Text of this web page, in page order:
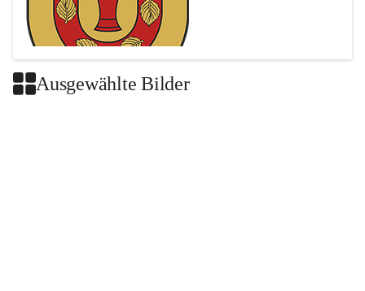
Ausgewählte Bilder